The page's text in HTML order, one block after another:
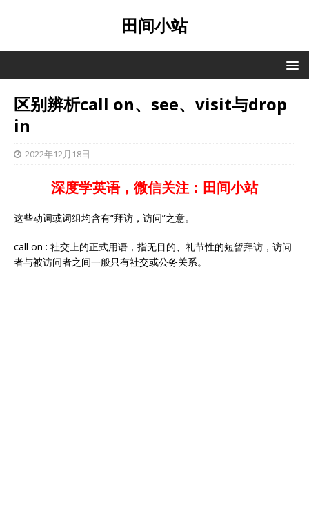
田间小站
区别辨析call on、see、visit与drop
in
2022年12月18日
深度学英语，微信关注：田间小站
这些动词或词组均含有“拜访，访问”之意。
call on : 社交上的正式用语，指无目的、礼节性的短暂拜访，访问
者与被访问者之间一般只有社交或公务关系。